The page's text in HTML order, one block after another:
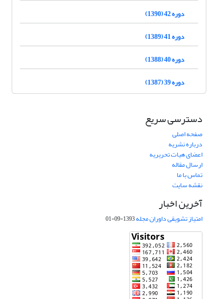
دوره 42 (1390)
دوره 41 (1389)
دوره 40 (1388)
دوره 39 (1387)
دسترسی سریع
صفحه اصلی
درباره نشریه
اعضای هیات تحریریه
ارسال مقاله
تماس با ما
نقشه سایت
آخرین اخبار
امتیاز تشویقی داوران مجله1393-09-01